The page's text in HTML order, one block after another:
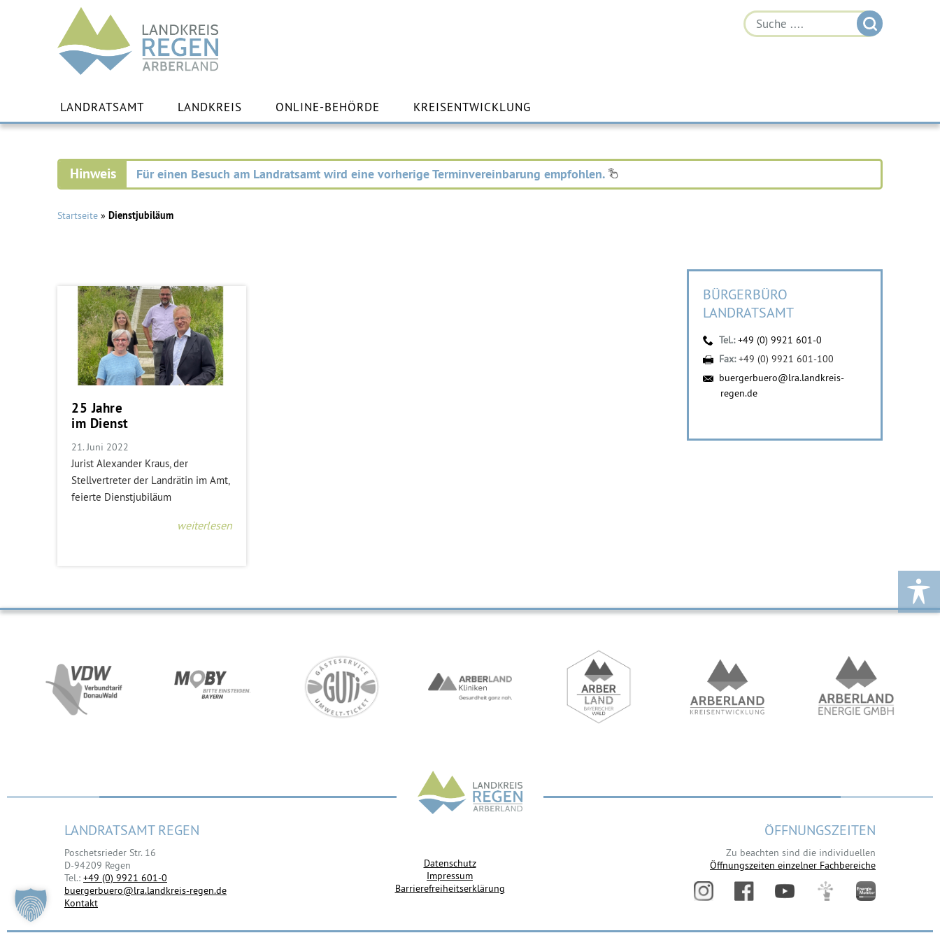
Landkreis
Regen
Inhalt
springen
LANDRATSAMT LANDKREIS ONLINE-BEHÖRDE KREISENTWICKLUNG
Für einen Besuch am Landratsamt wird eine vorherige Terminvereinbarung empfohlen.
Startseite » Dienstjubiläum
25 Jahre
im Dienst
21. Juni 2022
Jurist Alexander Kraus, der
Stellvertreter der Landrätin im Amt,
feierte Dienstjubiläum
weiterlesen
BÜRGERBÜRO
LANDRATSAMT
Tel.:+49 (0) 9921 601-0
Fax:+49 (0) 9921 601-100
buergerbuero@lra.landkreis-
regen.de
LANDRATSAMT REGEN
Poschetsrieder Str. 16
D-94209 Regen
Tel.: +49 (0) 9921 601-0
buergerbuero@lra.landkreis-regen.de
Kontakt
Datenschutz
Impressum
Barrierefreiheitserklärung
ÖFFNUNGSZEITEN
Zu beachten sind die individuellen
Öffnungszeiten einzelner Fachbereiche